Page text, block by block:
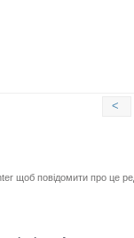
<
щоб повідомити про це